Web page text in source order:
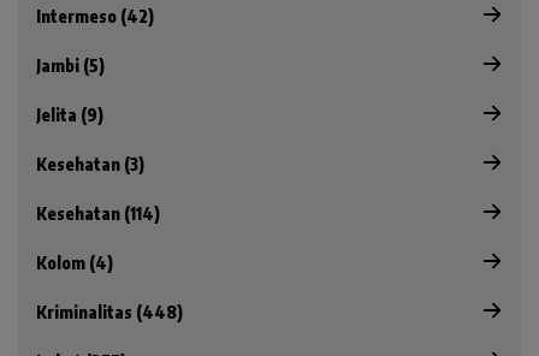
Intermeso (42)
Jambi (5)
Jelita (9)
Kesehatan (3)
Kesehatan (114)
Kolom (4)
Kriminalitas (448)